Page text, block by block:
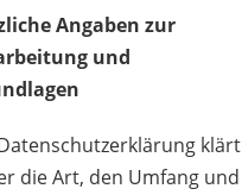
Angaben zur
und
klärt
die Art, den Umfang und